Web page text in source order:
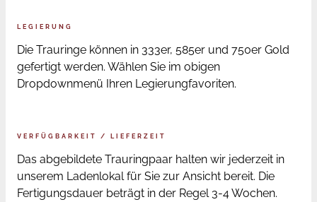
LEGIERUNG
Die Trauringe können in 333er, 585er und 750er Gold
gefertigt werden. Wählen Sie im obigen
Dropdownmenü Ihren Legierungfavoriten.
VERFÜGBARKEIT / LIEFERZEIT
Das abgebildete Trauringpaar halten wir jederzeit in
unserem Ladenlokal für Sie zur Ansicht bereit. Die
Fertigungsdauer beträgt in der Regel 3-4 Wochen.